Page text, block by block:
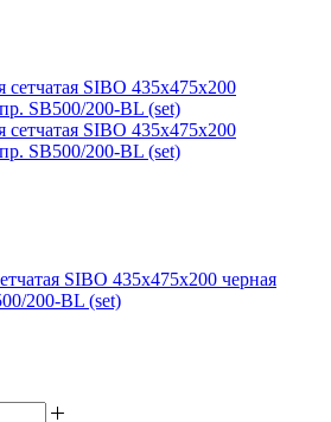
SIBO 435х475х200 черная
200-BL (set)